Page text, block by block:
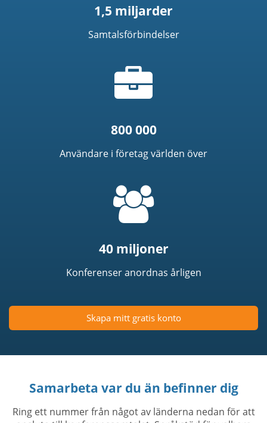
1,5 miljarder
Samtalsförbindelser
ikon
800 000
Användare i företag världen över
40 miljoner
Konferenser anordnas årligen
Skapa mitt gratis konto
Samarbeta var du än befinner dig
Ring ett nummer från något av länderna nedan för att